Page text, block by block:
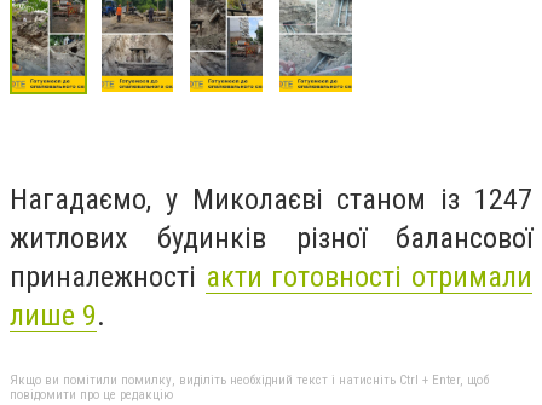
Нагадаємо, у Миколаєві станом із 1247
житлових будинків різної балансової
приналежності акти готовності отримали
лише 9.
Якщо ви помітили помилку, виділіть необхідний текст і натисніть Ctrl + Enter, щоб
повідомити про це редакцію